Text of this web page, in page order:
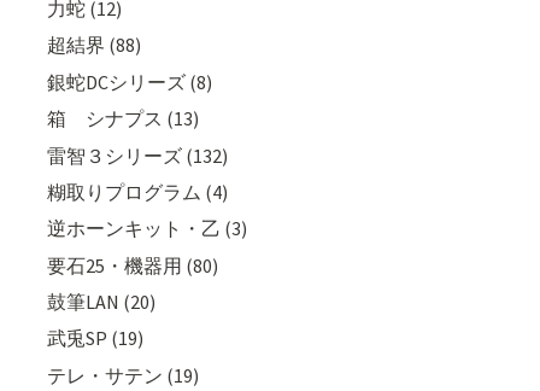
力蛇 (12)
超結界 (88)
銀蛇DCシリーズ (8)
箱 シナプス (13)
雷智３シリーズ (132)
糊取りプログラム (4)
逆ホーンキット・乙 (3)
要石25・機器用 (80)
鼓筆LAN (20)
武兎SP (19)
テレ・サテン (19)